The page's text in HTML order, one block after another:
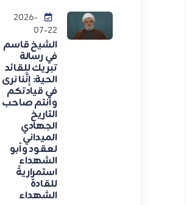
2026-
07-22
الشيخ قاسم
في رسالة
تبريك للقائد
الحية: إنَّنا نرى
في قيادتكم
وأنتم صاحب
التاريخ
الجهادي
الميداني
لعقود وأبو
الشهداء
استمراريةً
للقادة
الشهداء